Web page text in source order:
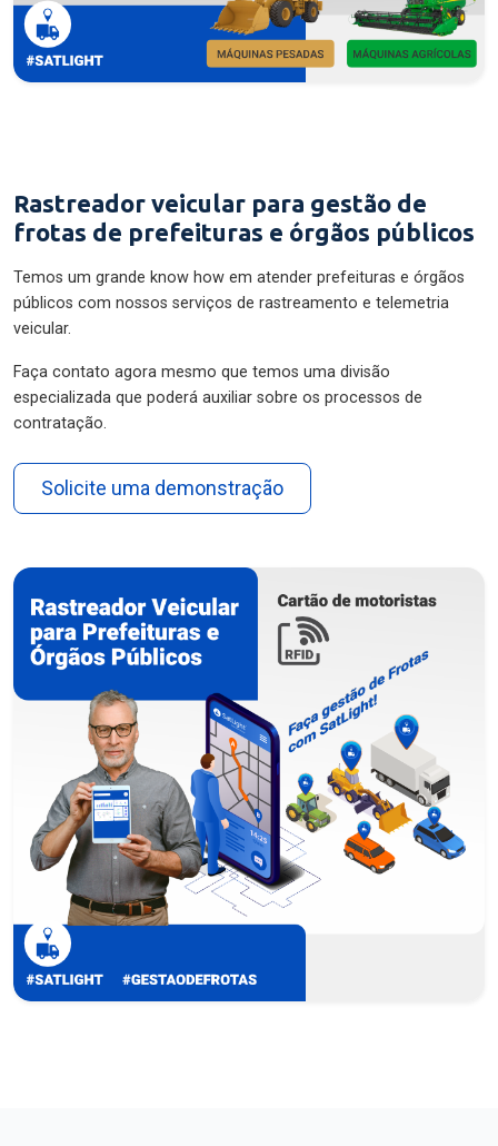
Rastreador veicular para gestão de
frotas de prefeituras e órgãos públicos
Temos um grande know how em atender prefeituras e órgãos
públicos com nossos serviços de rastreamento e telemetria
veicular.
Faça contato agora mesmo que temos uma divisão
especializada que poderá auxiliar sobre os processos de
contratação.
Solicite uma demonstração